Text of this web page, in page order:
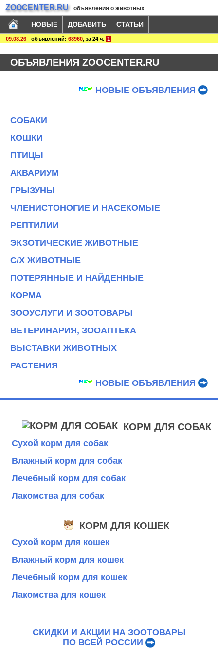
ZOOCENTER.RU объявления о животных
НОВЫЕ ДОБАВИТЬ СТАТЬИ
09.08.26 - объявлений: 68960 за 24 ч. 1
ОБЪЯВЛЕНИЯ ZOOCENTER.RU
НОВЫЕ ОБЪЯВЛЕНИЯ
СОБАКИ
КОШКИ
ПТИЦЫ
АКВАРИУМ
ГРЫЗУНЫ
ЧЛЕНИСТОНОГИЕ И НАСЕКОМЫЕ
РЕПТИЛИИ
ЭКЗОТИЧЕСКИЕ ЖИВОТНЫЕ
С/Х ЖИВОТНЫЕ
ПОТЕРЯННЫЕ И НАЙДЕННЫЕ
КОРМА
ЗООУСЛУГИ И ЗООТОВАРЫ
ВЕТЕРИНАРИЯ, ЗООАПТЕКА
ВЫСТАВКИ ЖИВОТНЫХ
РАСТЕНИЯ
НОВЫЕ ОБЪЯВЛЕНИЯ
КОРМ ДЛЯ СОБАК
Сухой корм для собак
Влажный корм для собак
Лечебный корм для собак
Лакомства для собак
КОРМ ДЛЯ КОШЕК
Сухой корм для кошек
Влажный корм для кошек
Лечебный корм для кошек
Лакомства для кошек
СКИДКИ И АКЦИИ НА ЗООТОВАРЫ
ПО ВСЕЙ РОССИИ